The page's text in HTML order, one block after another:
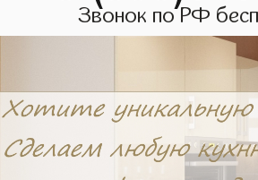
Звонок по РФ